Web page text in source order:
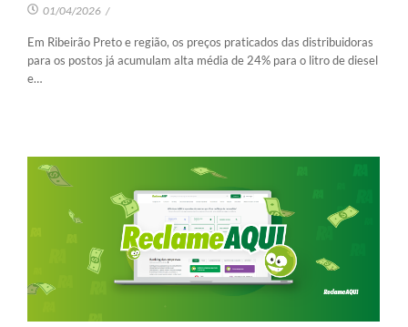
01/04/2026 /
Em Ribeirão Preto e região, os preços praticados das distribuidoras
para os postos já acumulam alta média de 24% para o litro de diesel
e…